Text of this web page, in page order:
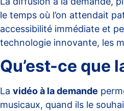
le temps où l’on attendait
accessibilité immédiate et
technologie innovante, les
Qu’est-ce que
La vidéo à la demande
musicaux, quand ils le